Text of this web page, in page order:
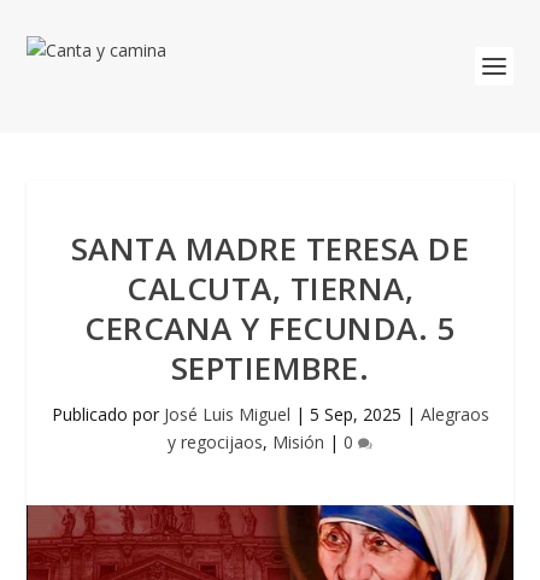
SANTA MADRE TERESA DE
CALCUTA, TIERNA,
CERCANA Y FECUNDA. 5
SEPTIEMBRE.
Publicado por José Luis Miguel | 5 Sep, 2025 | Alegraos
y regocijaos, Misión | 0